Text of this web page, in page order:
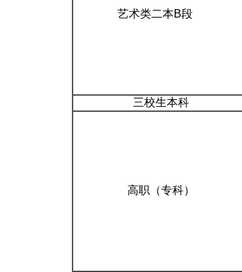
艺术类二本B段
三校生本科
高职（专科）